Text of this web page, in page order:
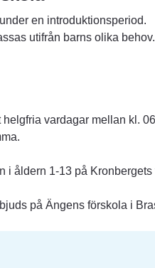
en introduktionsperiod.
utifrån barns olika
vardagar mellan kl.
i åldern 1-13 på Kronbergets
på Ängens förskola i